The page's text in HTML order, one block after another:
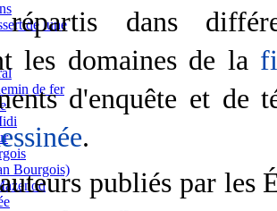
de lune
de fer
Bourgois)
dans
les domaines de la
d'enquête et de
.
publiés par les